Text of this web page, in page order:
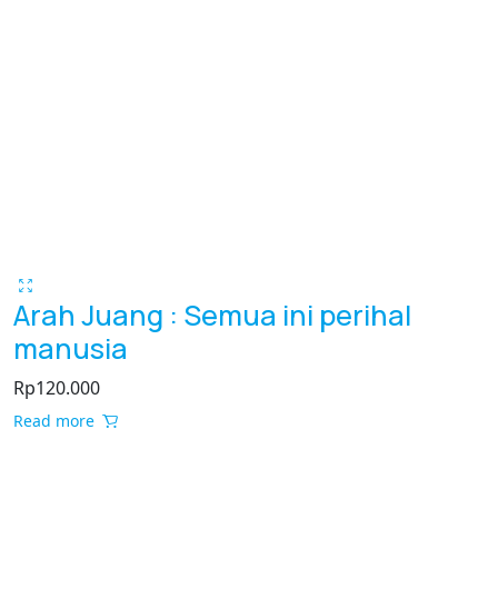
Arah Juang : Semua ini perihal
manusia
Rp120.000
Read more